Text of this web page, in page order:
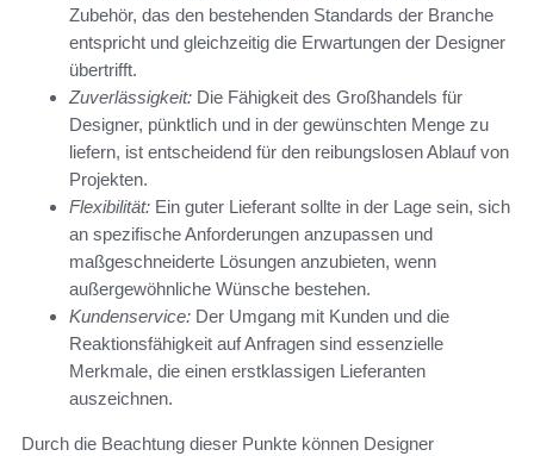
Zubehör, das den bestehenden Standards der Branche
entspricht und gleichzeitig die Erwartungen der Designer
übertrifft.
Zuverlässigkeit: Die Fähigkeit des Großhandels für
Designer, pünktlich und in der gewünschten Menge zu
liefern, ist entscheidend für den reibungslosen Ablauf von
Projekten.
Flexibilität: Ein guter Lieferant sollte in der Lage sein, sich
an spezifische Anforderungen anzupassen und
maßgeschneiderte Lösungen anzubieten, wenn
außergewöhnliche Wünsche bestehen.
Kundenservice: Der Umgang mit Kunden und die
Reaktionsfähigkeit auf Anfragen sind essenzielle
Merkmale, die einen erstklassigen Lieferanten
auszeichnen.
Durch die Beachtung dieser Punkte können Designer